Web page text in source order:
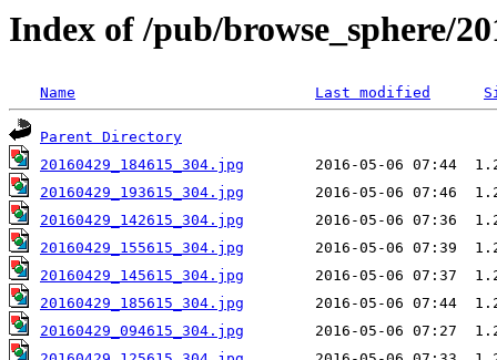
Index of /pub/browse_sphere/
Name Last modified
Parent Directory
20160429_184615_304.jpg
20160429_193615_304.jpg
20160429_142615_304.jpg
20160429_155615_304.jpg
20160429_145615_304.jpg
20160429_185615_304.jpg
20160429_094615_304.jpg